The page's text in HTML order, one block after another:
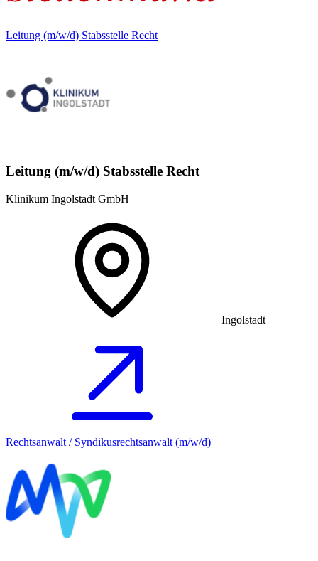
Leitung (m/w/d) Stabsstelle Recht
Leitung (m/w/d) Stabsstelle Recht
Klinikum Ingolstadt GmbH
Ingolstadt
Rechtsanwalt / Syndikusrechtsanwalt (m/w/d)